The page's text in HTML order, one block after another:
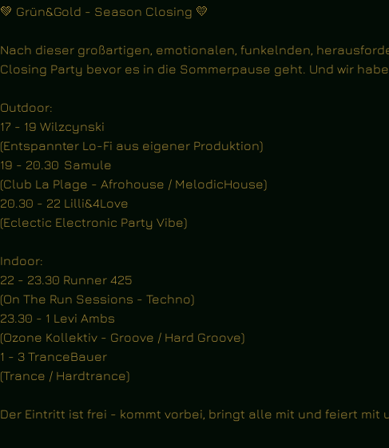
💚 Grün&Gold - Season Closing 💛
Nach dieser großartigen, emotionalen, funkelnden,
Closing Party bevor es in die Sommerpause geht. Und wir
Outdoor:
17 - 19 Wilzcynski
(Entspannter Lo-Fi aus eigener Produktion)
19 - 20.30	Samule
(Club La Plage - Afrohouse / MelodicHouse)
20.30 - 22	Lilli&4Love
(Eclectic Electronic Party Vibe)
Indoor:
22 - 23.30 Runner 425
(On The Run Sessions - Techno)
23.30 - 1 Levi Ambs
(Ozone Kollektiv - Groove / Hard Groove)
1 - 3 TranceBauer
(Trance / Hardtrance)
Der Eintritt ist frei - kommt vorbei, bringt alle mit und feiert mit